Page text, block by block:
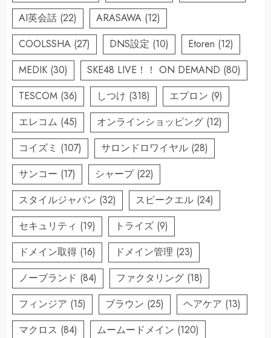
AI英会話 (22) ARASAWA (12)
COOLSSHA (27) DNS設定 (10) Etoren (12)
MEDIK (30) SKE48 LIVE！！ ON DEMAND (80)
TESCOM (36) しつけ (318) エプロン (9)
エレコム (45) オンラインショッピング (12)
コイズミ (107) サロンドロワイヤル (28)
サンコー (17) シャープ(22)
スタイルジャパン (32) スピークエル (24)
セキュリティ (19) トライズ (9)
ドメイン取得 (16) ドメイン管理 (23)
ノーブランド (84) ファクタリング (18)
フィンジア (15) ブラウン (25) ヘアケア (13)
マクロス (84) ムームードメイン (120)